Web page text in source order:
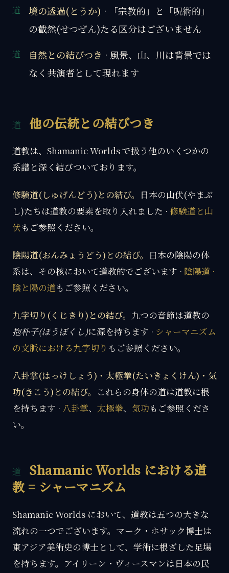
境の透過(とうか) · 「宗教的」と「呪術的」
の截然(せつぜん)たる区分はございません
自然との結びつき · 風景、山、川は背景では
なく共演者として現れます
他の伝統との結びつき
道教は、Shamanic Worlds で扱う他のいくつかの
系譜と深く結びついております。
修験道(しゅげんどう)との結び。
日本の山伏(やまぶ
し)たちは道教の要素を取り入れました · 修験道と山
伏もご参照ください。
陰陽道(おんみょうどう)との結び。
日本の陰陽の体
系は、その核において道教的でございます · 陰陽道 ·
陰と陽の道もご参照ください。
九字切り(くじきり)との結び。 九つの音節は道教の
抱朴子(ほうぼくし)に源を持ちます · シャーマニズム
の文脈における九字切り もご参照ください。
八卦掌(はっけしょう)・太極拳(たいきょくけん)・気
功(きこう)との結び。
これらの身体の道は道教に根
を持ちます · 八卦掌、 太極拳、 気功もご参照くださ
い。
Shamanic Worlds における道
教 = シャーマニズム
Shamanic Worlds において、道教は五つの大きな
流れの一つでございます。マーク・ホサック博士は
東アジア美術史の博士として、学術に根ざした足場
を持ちます。アイリーン・ヴィースマンは日本の民